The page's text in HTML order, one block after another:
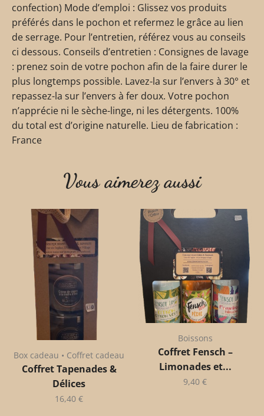
confection) Mode d’emploi : Glissez vos produits
préférés dans le pochon et refermez le grâce au lien
de serrage. Pour l’entretien, référez vous au conseils
ci dessous. Conseils d’entretien : Consignes de lavage
: prenez soin de votre pochon afin de la faire durer le
plus longtemps possible. Lavez-la sur l’envers à 30° et
repassez-la sur l’envers à fer doux. Votre pochon
n’apprécie ni le sèche-linge, ni les détergents. 100%
du total est d’origine naturelle. Lieu de fabrication :
France
Vous aimerez aussi
Box cadeau • Coffret cadeau
Coffret Tapenades &
Délices
16,40 €
Boissons
Coffret Fensch –
Limonades et...
9,40 €